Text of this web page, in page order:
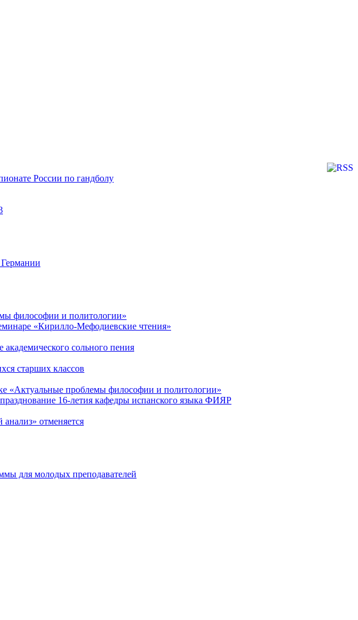
России по гандболу
философии и политологии»
«Кирилло-Мефодиевские чтения»
сольного пения
старших классов
«Актуальные проблемы философии и политологии»
16-летия кафедры испанского языка ФИЯР
отменяется
для молодых преподавателей